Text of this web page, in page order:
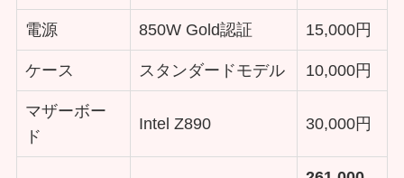
電源 850W Gold認証 15,000円
ケース スタンダードモデル 10,000円
マザーボー
ド
Intel Z890 30,000円